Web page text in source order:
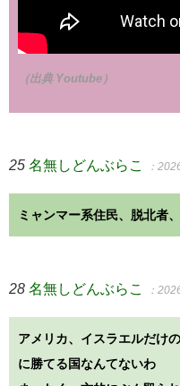
（出典 Youtube）
25 名無しどんぶらこ ：
ミャンマー系住民、脱北者
28 名無しどんぶらこ ：
アメリカ、イスラエルだけ
に勝てる国なんてないわ